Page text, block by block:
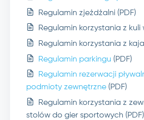
Regulamin zjeżdżalni (PDF)
Regulamin korzystania z kuli
Regulamin korzystania z
Regulamin parkingu (PDF)
Regulamin rezerwacji
podmioty zewnętrzne (PDF)
Regulamin korzystania z
stolów do gier sportowych (PDF)